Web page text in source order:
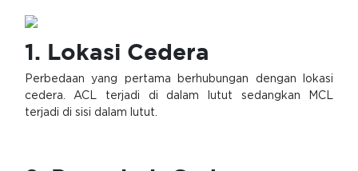
1. Lokasi Cedera
Perbedaan yang pertama berhubungan dengan lokasi
cedera. ACL terjadi di dalam lutut sedangkan MCL
terjadi di sisi dalam lutut.